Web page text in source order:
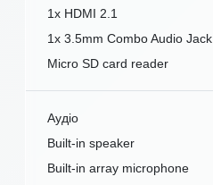
1x HDMI 2.1
1x 3.5mm Combo Audio Jack
Micro SD card reader
Аудіо
Built-in speaker
Built-in array microphone